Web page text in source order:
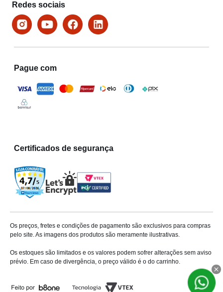
Redes sociais
Pague com
Certificados de segurança
Os preços, fretes e condições de pagamento são exclusivos para compras
pelo site. As imagens dos produtos são meramente ilustrativas.
Os estoques são limitados e os valores podem sofrer alterações sem aviso
prévio. Em caso de divergência, o preço válido é o do carrinho.